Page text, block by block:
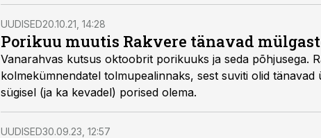
UUDISED20.10.21, 14:28
Porikuu muutis Rakvere tänavad
Vanarahvas kutsus oktoobrit porikuuks ja seda põhjusega.
kolmekümnendatel tolmupealinnaks, sest suviti olid
sügisel (ja ka kevadel) porised olema.
UUDISED30.09.23, 12:57